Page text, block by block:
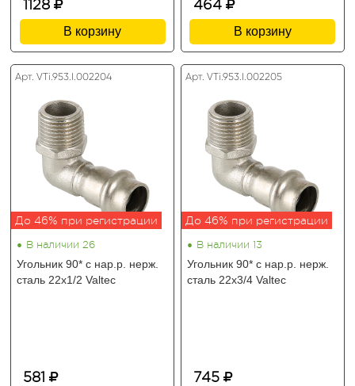
1128
В корзину
464
В корзину
Арт. VTi.953.I.002204
До 46% при регистрации
• В наличии 26
Угольник 90* с нар.р. нерж.
сталь 22х1/2 Valtec
581
Арт. VTi.953.I.002205
До 46% при регистрации
• В наличии 13
Угольник 90* с нар.р. нерж.
сталь 22х3/4 Valtec
745